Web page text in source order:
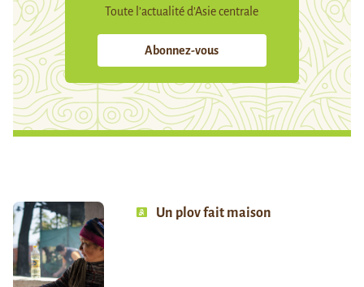
Toute l’actualité d’Asie centrale
Abonnez-vous
Un plov fait maison